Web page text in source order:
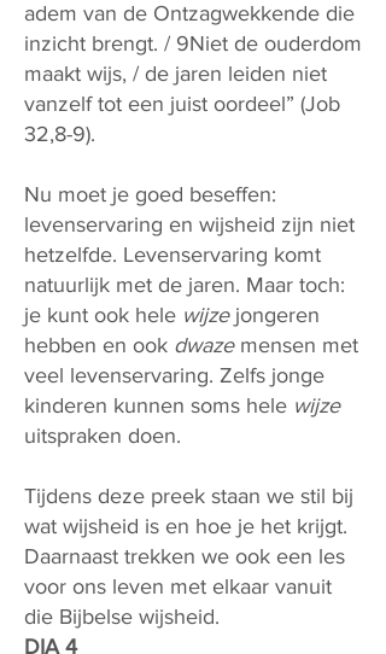
adem van de Ontzagwekkende die
inzicht brengt. / 9Niet de ouderdom
maakt wijs, / de jaren leiden niet
vanzelf tot een juist oordeel” (Job
32,8-9).
Nu moet je goed beseffen:
levenservaring en wijsheid zijn niet
hetzelfde. Levenservaring komt
natuurlijk met de jaren. Maar toch:
je kunt ook hele wijzejongeren
hebben en ook dwaze mensen met
veel levenservaring. Zelfs jonge
kinderen kunnen soms hele wijze
uitspraken doen.
Tijdens deze preek staan we stil bij
wat wijsheid is en hoe je het krijgt.
Daarnaast trekken we ook een les
voor ons leven met elkaar vanuit
die Bijbelse wijsheid.
DIA 4